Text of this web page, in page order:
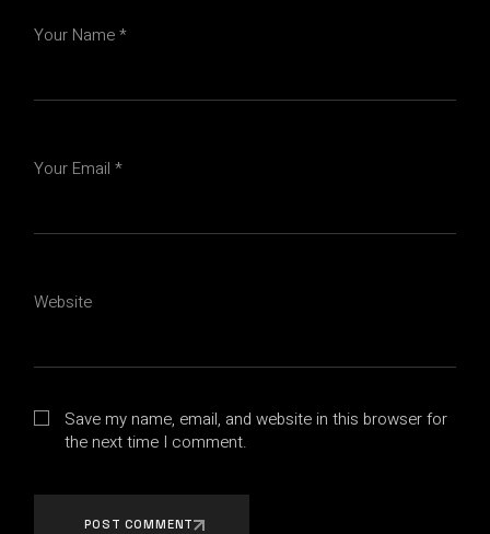
Your Name *
Your Email *
Website
Save my name, email, and website in this browser for
the next time I comment.
POST COMMENT